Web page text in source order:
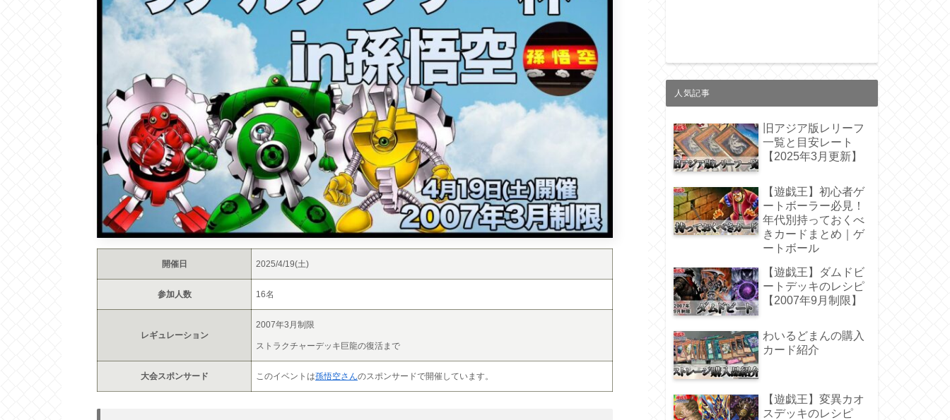
開催日 2025/4/19(土)
参加人数 16名
レギュレーション
2007年3月制限
ストラクチャーデッキ巨龍の復活まで
大会スポンサード このイベントは孫悟空さんのスポンサードで開催しています。
人気記事
旧アジア版レリーフ
一覧と目安レート
【2025年3月更新】
【遊戯王】初心者ゲ
ートボーラー必見！
年代別持っておくべ
きカードまとめ｜ゲ
ートボール
【遊戯王】ダムドビ
ートデッキのレシピ
【2007年9月制限】
わいるどまんの購入
カード紹介
【遊戯王】変異カオ
スデッキのレシピ